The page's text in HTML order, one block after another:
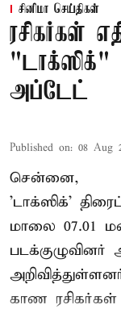
சினிமா செய்திகள்
ரசிகர்கள்
"டாக்ஸிக்"
அப்டேட்
Published on: 08 Aug
சென்னை,
'டாக்ஸிக்'
மாலை 07.01
படக்குழுவினர்
காண ரசிகர்கள்